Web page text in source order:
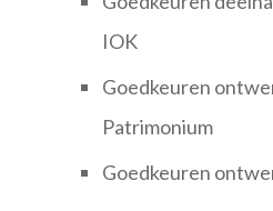
IOK
Goedkeuren
Patrimonium
Goedkeuren